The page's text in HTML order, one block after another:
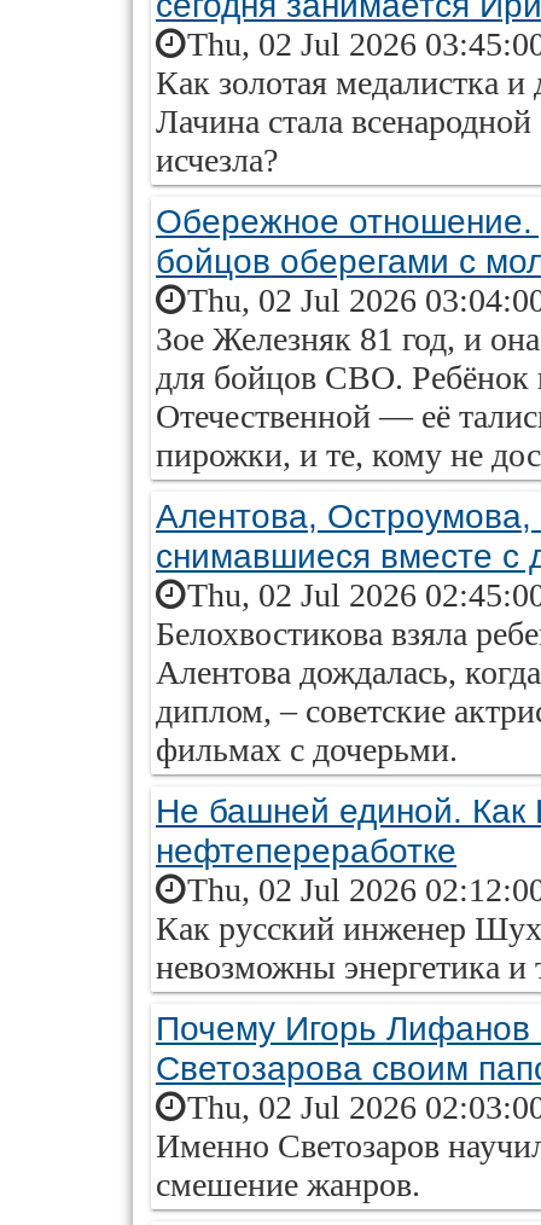
Thu, 02 Jul 2026
Как золотая медалистка
Лачина стала
исчезла?
Обережное отношение.
бойцов оберегами с
Thu, 02 Jul 2026
Зое Железняк 81 год, и
для бойцов СВО. Ребёнок
Отечественной — её
пирожки, и те, кому не
Алентова,
снимавшиеся вместе с
Thu, 02 Jul 2026
Белохвостикова взяла
Алентова дождалась,
диплом, – советские
фильмах с дочерьми.
Не башней единой.
нефтепереработке
Thu, 02 Jul 2026
Как русский инженер
невозможны энергетика и
Почему Игорь Лифанов
Светозарова своим
Thu, 02 Jul 2026
Именно Светозаров
смешение жанров.